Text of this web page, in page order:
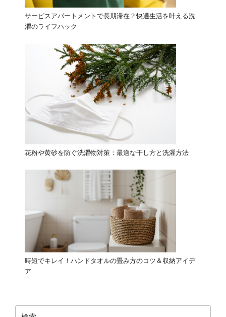
サービスアパートメントで長期滞在？快適生活を叶える洗
濯のライフハック
花粉や黄砂を防ぐ洗濯物対策：最適な干し方と洗濯方法
時短でキレイ！ハンドタオルの畳み方のコツ＆収納アイデ
ア
検